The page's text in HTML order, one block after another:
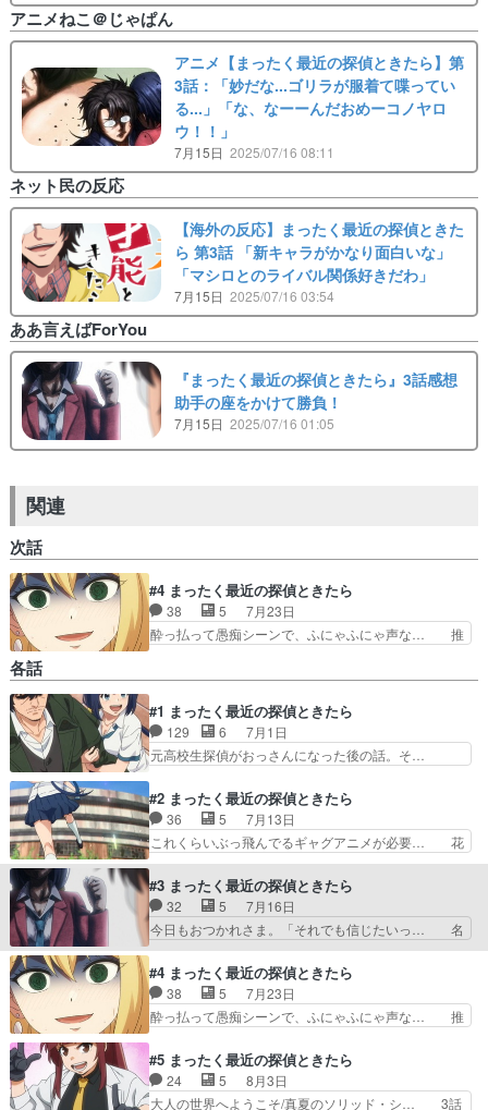
アニメねこ＠じゃぱん
アニメ【まったく最近の探偵ときたら】第
3話：「妙だな...ゴリラが服着て喋ってい
る...」「な、なーーんだおめーコノヤロ
ウ！！」
7月15日 2025/07/16 08:11
ネット民の反応
【海外の反応】まったく最近の探偵ときた
ら 第3話 「新キャラがかなり面白いな」
「マシロとのライバル関係好きだわ」
7月15日 2025/07/16 03:54
ああ言えばForYou
『まったく最近の探偵ときたら』3話感想
助手の座をかけて勝負！
7月15日 2025/07/16 01:05
関連
次話
#4 まったく最近の探偵ときたら
38 5
7月23日
酔っ払って愚痴シーンで、ふにゃふにゃ声な… 推
だ時もこの回は笑い堪えるの大変… 今日見たアニ
メ（7/28）・わたしが恋人… 明日はアニメの感想
を2つ更新します！・わ… 探偵モノらしい洋館舞
台回。事件の真相語り… ミステリーみたいな舞台
を用意して、ありそ… 皆さまこんばんはです！引
き続きまだまだ観…
各話
#1 まったく最近の探偵ときたら
129 6
7月1日
元高校生探偵がおっさんになった後の話。そ…
作漫画は気になってたけど結局読… 置鮎さんもい
いオジサンっぷりで楽しかった… 夏ドラマ・アニ
メが始まったとりあえず、継… アニメファンのみ
なさんおはようございます… こっちも面白くて良
てたがまさかこんな内… いや、素晴らしいな。こ
ういうぶっとびハイ… opの岡崎体育が出落ちだ
し花澤香菜はギャ…
#2 まったく最近の探偵ときたら
36 5
7月13日
これくらいぶっ飛んでるギャグアニメが必要… 花
澤杉田タッグの安定感すごいねOPとED… オバケ
は膝を狙え／真犯人を探せ！！てんそ… 今回もだ
いたいざーさん劇場。あとノリがゼ… お清めの仕
方が袋のままテレビにぶん投げて… オバケが弱点
って最終的に捕まえてるじゃん… 1話3本立てで
ニメだった。上手く言えな… 真白の顔芸が素晴ら
しかった！あと超人だろ… 幻と一蹴で気にしない
桂一郎。真相とまさか…
#3 まったく最近の探偵ときたら
32 5
7月16日
今日もおつかれさま。「それでも信じたいっ… 名
探偵アスナロ/ストーカーの自覚がない奴… くだ
らん（悪い意味でなく）前クールの超ハ… 翌檜い
ちいちシリアスになって話すのやめて… あのスト
ーカー若探偵良いね、ましろちゃん… 助手のライ
バルが出現。和装もそうだし、助… ３話は１巻に
をかけて3本勝負。アスナロ… 名探偵アスナロ／
ストーカーの自覚がない奴… アスナロの助手のマ
キちゃんが、マスター(…
#4 まったく最近の探偵ときたら
38 5
7月23日
酔っ払って愚痴シーンで、ふにゃふにゃ声な… 推
たアニメで印象に残ったシーンここま… 絶叫館殺
人事件/マキちゃんとジェネレーシ… 漫画で読ん
だ時もこの回は笑い堪えるの大変… 今日見たアニ
#5 まったく最近の探偵ときたら
24 5
8月3日
大人の世界へようこそ/真夏のソリッド・シ… 3話